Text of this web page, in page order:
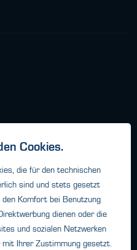
Cookies.
die für den technischen
sind und stets gesetzt
Komfort bei Benutzung
dienen oder die
und sozialen Netzwerken
mit Ihrer Zustimmung gesetzt.